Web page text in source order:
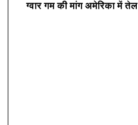
ग्वार गम की मांग अमेरिका में